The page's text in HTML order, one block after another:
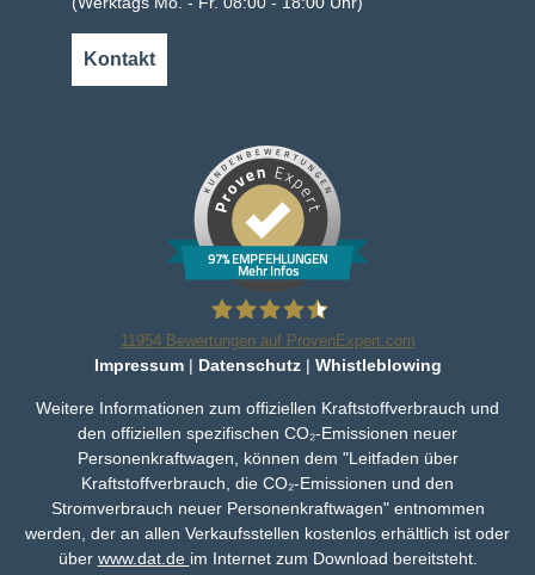
Kontakt
97% EMPFEHLUNGEN
Mehr Infos
Bleker Gruppe
11954Bewertungen auf ProvenExpert.com
Impressum| Datenschutz| Whistleblowing
Weitere Informationen zum offiziellen Kraftstoffverbrauch und
den offiziellen spezifischen CO₂-Emissionen neuer
Personenkraftwagen, können dem "Leitfaden über
Kraftstoffverbrauch, die CO₂-Emissionen und den
Stromverbrauch neuer Personenkraftwagen" entnommen
werden, der an allen Verkaufsstellen kostenlos erhältlich ist oder
über www.dat.de im Internet zum Download bereitsteht.